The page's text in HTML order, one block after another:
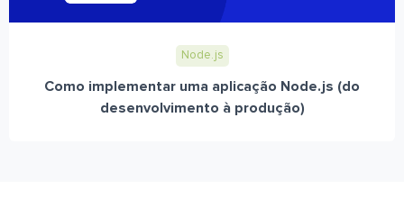
Node.js
Como implementar uma aplicação Node.js (do
desenvolvimento à produção)